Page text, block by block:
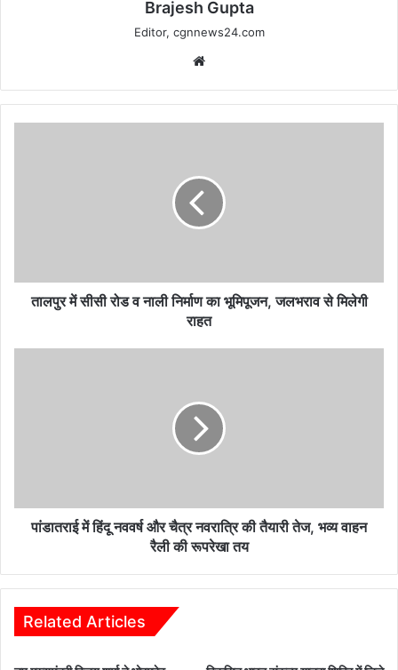
Brajesh Gupta
Editor, cgnnews24.com
भूमिपूजन,
जलभराव
तालपुर में सीसी रोड व नाली निर्माण का भूमिपूजन, जलभराव से मिलेगी
राहत
तैयारी
तेज,
रूपरेखा
तय
पांडातराई में हिंदू नववर्ष और चैत्र नवरात्रि की तैयारी तेज, भव्य वाहन
रैली की रूपरेखा तय
Related Articles